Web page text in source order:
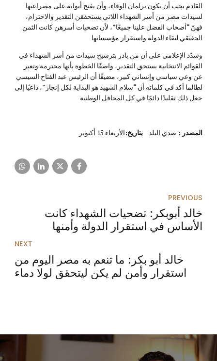
القادم يجب أن يكون برلمان الوفاء، وأن يفتح أبوابه على مصراعيها
لسيدات مصر من أسر الشهداء اللاتي يستحققن التقدير والاحترام،
فهنّ “أصحاب الفضل علينا جميعًا”، لأن تضحيات أسرهن كانت الثمن
الحقيقي لبقاء الدولة واستقرار مؤسساتها
وشدّد الإعلامي على أن من بادر بترشيح سيدات من أسر الشهداء في
القوائم الانتخابية يستحق التقدير، واصفًا الخطوة بأنها محترمة وتعبر
عن وعي سياسي وإنساني كبير، مضيفًا أن الرئيس عبد الفتاح السيسي
لطالما أكد في كلماته أن “سلام الشهيد هو البداية لكل إنجاز”، داعيًا إلى
جعل ذلك تقليدًا دائمًا في كل المحافل الوطنية
المصدر : صدي البلد بتاريخ:الأربعاء 15 أكتوبر
PREVIOUS
خالد أبوبكر: تضحيات الشهداء كانت
الأساس في استقرار الدولة وأمنها
NEXT
خالد أبو بكر: ما تنعم به مصر اليوم من
استقرار وأمن لم يكن ليتحقق لولا دماء